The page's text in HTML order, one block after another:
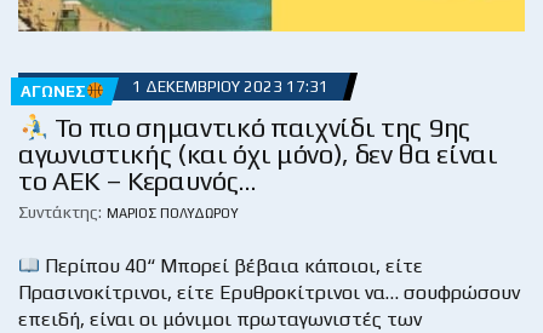
ΑΓΏΝΕΣ 1 ΔΕΚΕΜΒΡΊΟΥ 2023 17:31
Το πιο σημαντικό παιχνίδι της 9ης
αγωνιστικής (και όχι μόνο), δεν θα είναι
το ΑΕΚ – Κεραυνός…
Συντάκτης: ΜΆΡΙΟΣ ΠΟΛΥΔΏΡΟΥ
Περίπου 40“ Μπορεί βέβαια κάποιοι, είτε
Πρασινοκίτρινοι, είτε Ερυθροκίτρινοι να… σουφρώσουν
επειδή, είναι οι μόνιμοι πρωταγωνιστές των